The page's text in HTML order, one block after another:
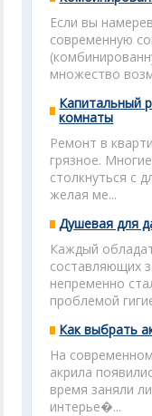
Если вы
современную
множество
Капитальный
комнаты
Ремонт в
грязное.
столкнуться с
желая ме...
Душевая для
Каждый
составляющих
непременно
проблемой
Как выбрать
На
акрила
время заняли
интерье�...